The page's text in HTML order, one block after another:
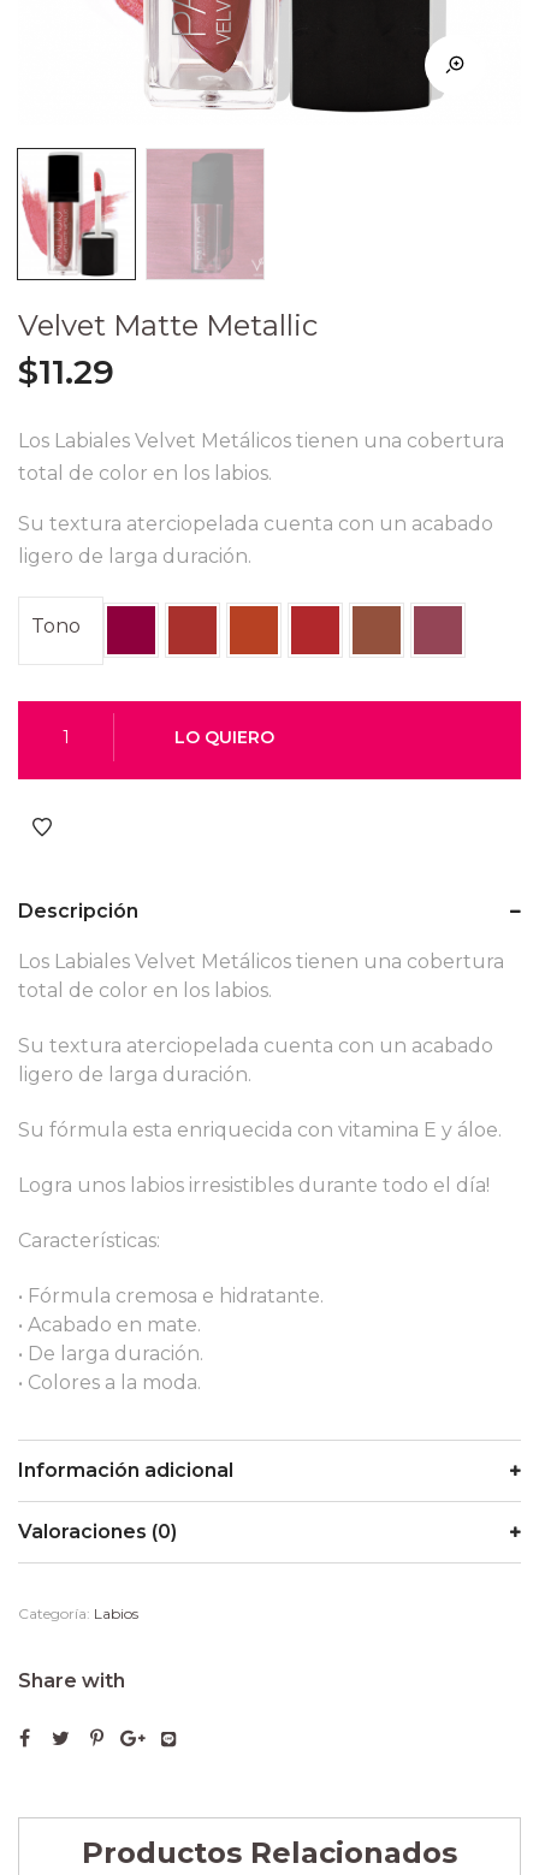
Velvet Matte Metallic
$11.29
Los Labiales Velvet Metálicos tienen una cobertura
total de color en los labios.
Su textura aterciopelada cuenta con un acabado
ligero de larga duración.
Tono
Descripción
Los Labiales Velvet Metálicos tienen una cobertura
total de color en los labios.
Su textura aterciopelada cuenta con un acabado
ligero de larga duración.
Su fórmula esta enriquecida con vitamina E y áloe.
Logra unos labios irresistibles durante todo el día!
Características:
• Fórmula cremosa e hidratante.
• Acabado en mate.
• De larga duración.
• Colores a la moda.
Información adicional
Valoraciones (0)
Categoría: Labios
Share with
Productos Relacionados